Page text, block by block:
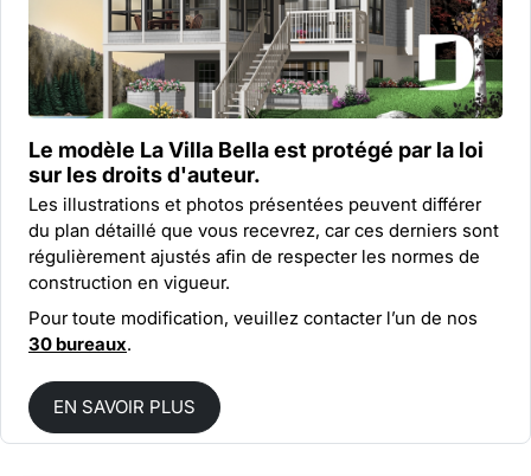
Le modèle La Villa Bella est protégé par la loi
sur les droits d'auteur.
Les illustrations et photos présentées peuvent différer
du plan détaillé que vous recevrez, car ces derniers sont
régulièrement ajustés afin de respecter les normes de
construction en vigueur.
Pour toute modification, veuillez contacter l’un de nos
30 bureaux.
EN SAVOIR PLUS